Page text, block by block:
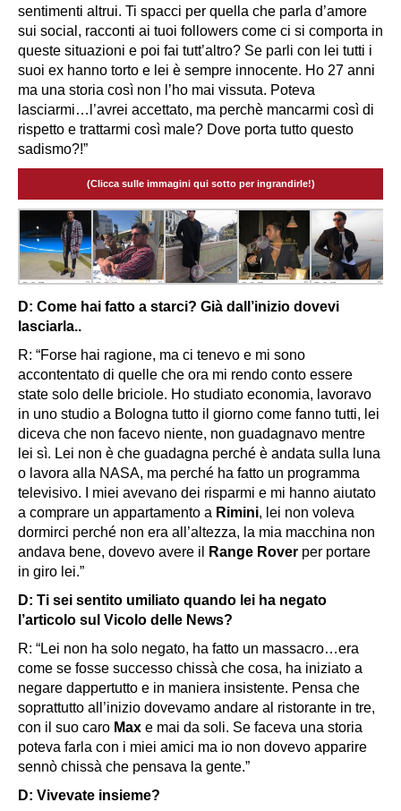
sentimenti altrui. Ti spacci per quella che parla d’amore
sui social, racconti ai tuoi followers come ci si comporta in
queste situazioni e poi fai tutt’altro? Se parli con lei tutti i
suoi ex hanno torto e lei è sempre innocente. Ho 27 anni
ma una storia così non l’ho mai vissuta. Poteva
lasciarmi…l’avrei accettato, ma perchè mancarmi così di
rispetto e trattarmi così male? Dove porta tutto questo
sadismo?!”
(Clicca sulle immagini qui sotto per ingrandirle!)
D: Come hai fatto a starci? Già dall’inizio dovevi
lasciarla..
R: “Forse hai ragione, ma ci tenevo e mi sono
accontentato di quelle che ora mi rendo conto essere
state solo delle briciole. Ho studiato economia, lavoravo
in uno studio a Bologna tutto il giorno come fanno tutti, lei
diceva che non facevo niente, non guadagnavo mentre
lei sì. Lei non è che guadagna perché è andata sulla luna
o lavora alla NASA, ma perché ha fatto un programma
televisivo. I miei avevano dei risparmi e mi hanno aiutato
a comprare un appartamento a Rimini, lei non voleva
dormirci perché non era all’altezza, la mia macchina non
andava bene, dovevo avere il
Range Rover per portare
in giro lei.”
D: Ti sei sentito umiliato quando lei ha negato
l’articolo sul Vicolo delle News?
R: “Lei non ha solo negato, ha fatto un massacro…era
come se fosse successo chissà che cosa, ha iniziato a
negare dappertutto e in maniera insistente. Pensa che
soprattutto all’inizio dovevamo andare al ristorante in tre,
con il suo caro Max e mai da soli. Se faceva una storia
poteva farla con i miei amici ma io non dovevo apparire
sennò chissà che pensava la gente.”
D: Vivevate insieme?